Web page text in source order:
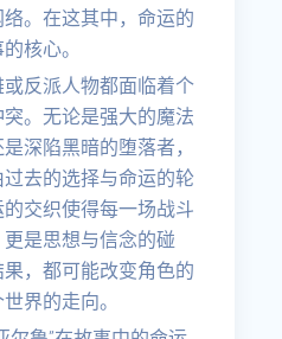
。在这其中，命运的
核心。
反派人物都面临着个
。无论是强大的魔法
深陷黑暗的堕落者，
去的选择与命运的轮
交织使得每一场战斗
是思想与信念的碰
，都可能改变角色的
界的走向。